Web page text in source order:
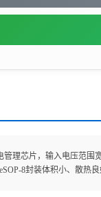
理芯片，输入电压范
8封装体积小、散热